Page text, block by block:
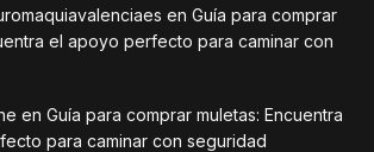
en Guía para comprar
el apoyo perfecto para caminar con
en Guía para comprar muletas: Encuentra
para caminar con seguridad